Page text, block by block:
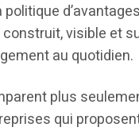
politique
visible et
au quotidien.
plus
qui